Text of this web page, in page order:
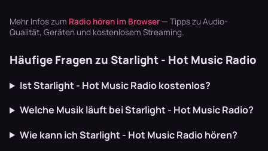
die Texte
schaffen U…
basteln? Radio
läuft dur…
Monroes
Mehr Infos zum Radio hören im Browser — Tipps zu Audio-
Qualität, Geräten und kostenlosem Streaming.
Häufige Fragen zu Starlight - Hot Music Radio
Ist Starlight - Hot Music Radio kostenlos?
Welche Musik läuft bei Starlight - Hot Music Radio?
Wie kann ich Starlight - Hot Music Radio hören?